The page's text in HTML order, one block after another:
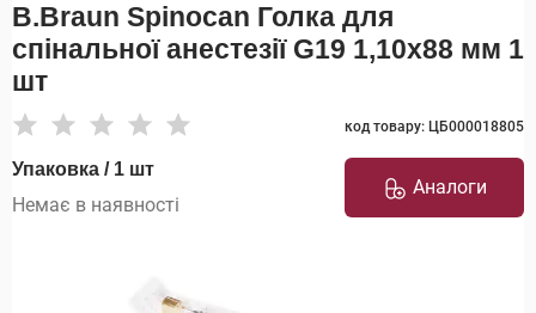
B.Braun Spinocan Голка для
спінальної анестезії G19 1,10x88 мм 1
шт
код товару: ЦБ000018805
Упаковка / 1 шт
Немає в наявності
Аналоги